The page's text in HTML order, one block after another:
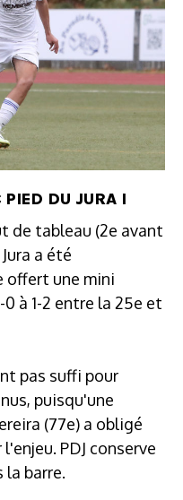
PIED DU JURA I
de tableau (2e avant
a été
offert une mini
à 1-2 entre la 25e et
pas suffi pour
puisqu'une
(77e) a obligé
PDJ conserve
la barre.